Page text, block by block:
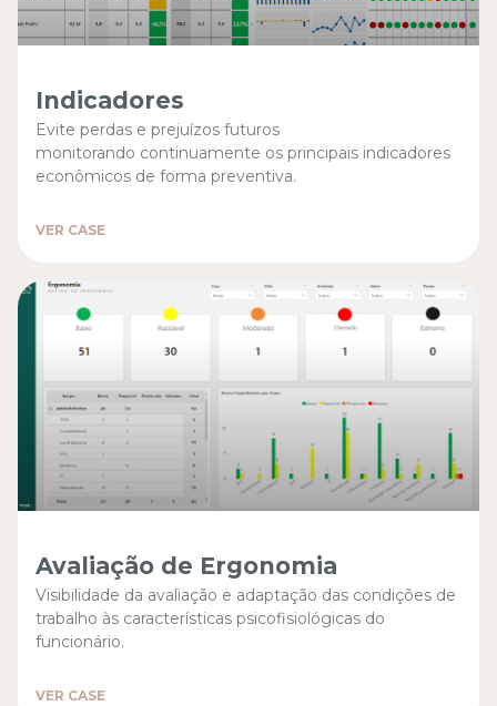
Indicadores
Evite perdas e prejuízos futuros
monitorando continuamente os principais indicadores
econômicos de forma preventiva.
VER CASE
Avaliação de Ergonomia
Visibilidade da avaliação e adaptação das condições de
trabalho às características psicofisiológicas do
funcionário.
VER CASE